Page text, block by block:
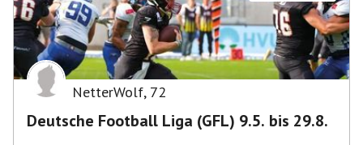
NetterWolf, 72
Deutsche Football Liga (GFL) 9.5. bis 29.8.